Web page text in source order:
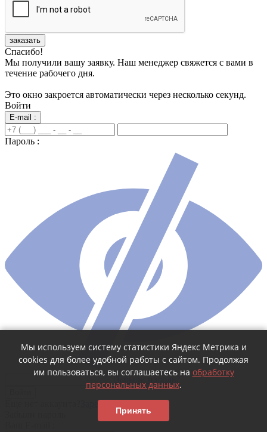
заказать
Спасибо!
Мы получили вашу заявку. Наш менеджер свяжется с вами в
течение рабочего дня.
Это окно закроется автоматически через несколько секунд.
Войти
E-mail :
Пароль :
Зарегистрироваться
Мы используем систему статистики Яндекс Метрика и
cookies для более удобной работы с сайтом. Продолжая
им пользоваться, вы соглашаетесь на обработку
персональных данных.
Принять